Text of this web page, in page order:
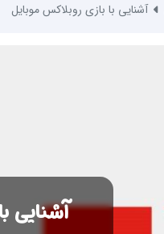
آشنایی با بازی روبلاکس موبایل
آشنایی